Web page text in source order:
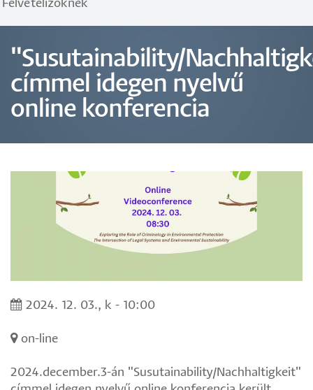
Felvételizőknek
"Susutainability/
címmel idegen nyelvű
online konferencia
2024. 12. 03., k - 10:00
on-line
2024.december.3-án "Susutainability/Nachhaltigkeit"